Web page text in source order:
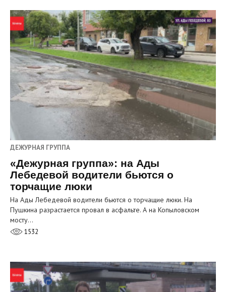
ДЕЖУРНАЯ ГРУППА
«Дежурная группа»: на Ады
Лебедевой водители бьются о
торчащие люки
На Ады Лебедевой водители бьются о торчащие люки. На
Пушкина разрастается провал в асфальте. А на Копыловском
мосту…
1532